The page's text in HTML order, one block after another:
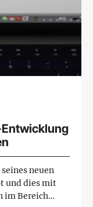
neuen
und dies mit
im Bereich